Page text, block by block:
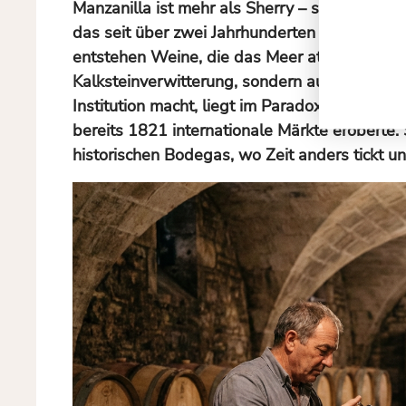
Manzanilla ist mehr als Sherry – sie ist
das seit über zwei Jahrhunderten die
entstehen Weine, die das Meer atmen. Die
Kalksteinverwitterung, sondern auch jene
Institution macht, liegt im Paradox: Hier
bereits 1821 internationale Märkte
historischen Bodegas, wo Zeit anders tickt